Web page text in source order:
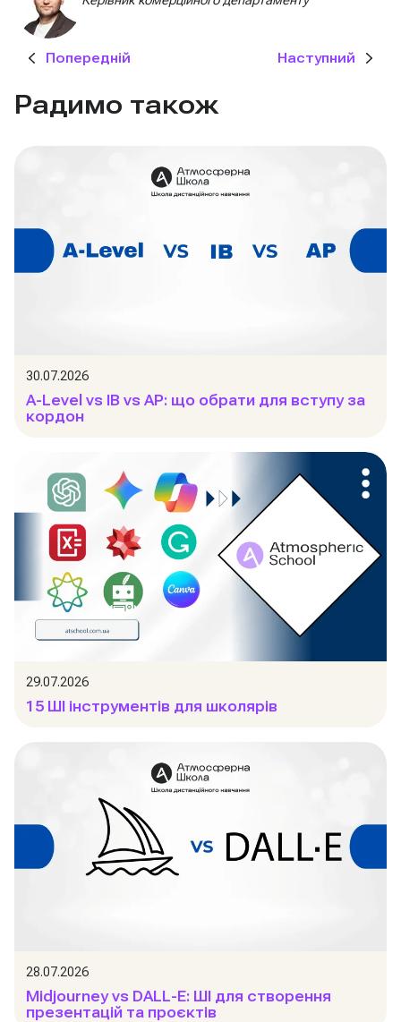
Попередній Наступний
Радимо також
30.07.2026
A-Level vs IB vs AP: що обрати для вступу за
кордон
29.07.2026
15 ШІ інструментів для школярів
28.07.2026
Midjourney vs DALL-E: ШІ для створення
презентацій та проєктів